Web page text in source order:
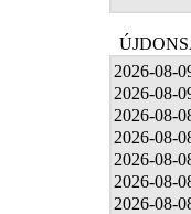
2026-08-
2026-08-
2026-08-
2026-08-
2026-08-
2026-08-
2026-08-